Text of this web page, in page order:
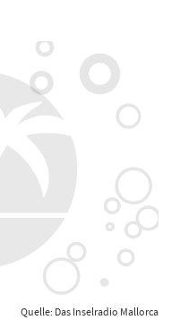
Quelle: Das Inselradio Mallorca